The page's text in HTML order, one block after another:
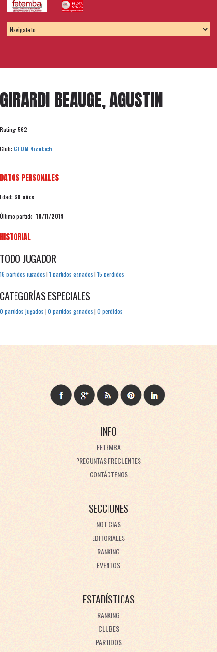
GIRARDI BEAUGE, AGUSTIN
Rating: 562
Club: CTDM Nizetich
DATOS PERSONALES
Edad: 30 años
Último partido: 10/11/2019
HISTORIAL
TODO JUGADOR
16 partidos jugados | 1 partidos ganados | 15 perdidos
CATEGORÍAS ESPECIALES
0 partidos jugados | 0 partidos ganados | 0 perdidos
INFO
FETEMBA
PREGUNTAS FRECUENTES
CONTÁCTENOS
SECCIONES
NOTICIAS
EDITORIALES
RANKING
EVENTOS
ESTADÍSTICAS
RANKING
CLUBES
PARTIDOS